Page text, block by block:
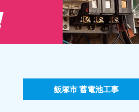
飯塚市 蓄電池工事